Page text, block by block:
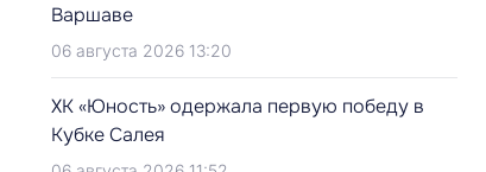
Варшаве
06 августа 2026 13:20
ХК «Юность» одержала первую победу в
Кубке Салея